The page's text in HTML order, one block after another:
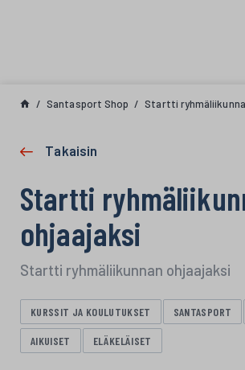
Santasport Shop Startti
Takaisin
Startti
ohjaajaksi
Startti ryhmäliikunnan ohjaajaksi
KURSSIT JA KOULUTUKSET SANTASPORT
AIKUISET ELÄKELÄISET